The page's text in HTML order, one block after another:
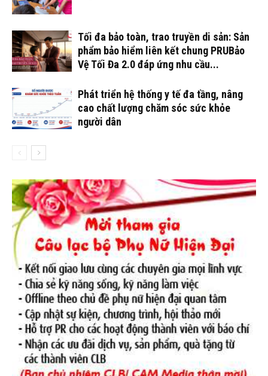
Tối đa bảo toàn, trao truyền di sản: Sản
phẩm bảo hiểm liên kết chung PRUBảo
Vệ Tối Đa 2.0 đáp ứng nhu cầu...
Phát triển hệ thống y tế đa tầng, nâng
cao chất lượng chăm sóc sức khỏe
người dân